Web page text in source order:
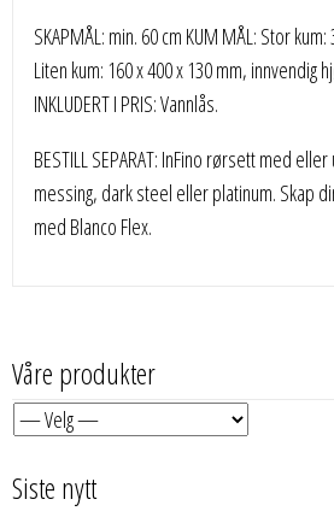
SKAPMÅL: min. 60 cm KUM MÅL: Stor
Liten kum: 160 x 400 x 130 mm, innvendig
INKLUDERT I PRIS: Vannlås.
BESTILL SEPARAT: InFino rørsett med
messing, dark steel eller platinum. Skap
med Blanco Flex.
Våre produkter
Siste nytt